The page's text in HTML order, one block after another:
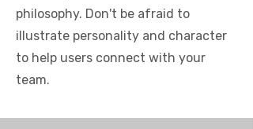
philosophy. Don't be afraid to
illustrate personality and character
to help users connect with your
team.